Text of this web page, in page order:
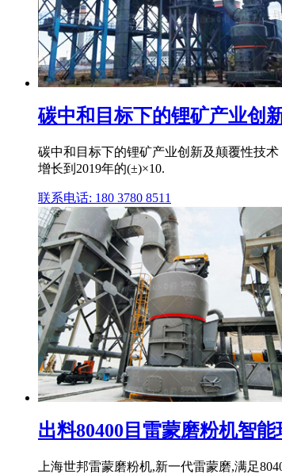
碳中和目标下的锂矿产业创
碳中和目标下的锂矿产业创新及颠覆性技
增长到2019年的(±)×10.
联系电话: 180 3780 8511
出料80400目雷蒙磨粉机智能
上海世邦雷蒙磨粉机,新一代雷蒙磨,满足